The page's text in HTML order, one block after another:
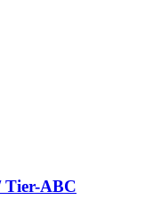
Tier-ABC